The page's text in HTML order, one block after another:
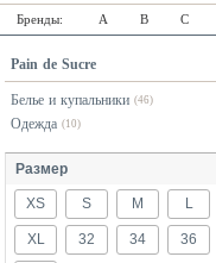
Бренды: A B C
Pain de Sucre
Белье и купальники (46)
Одежда (10)
Размер
XS S M L
XL 32 34 36